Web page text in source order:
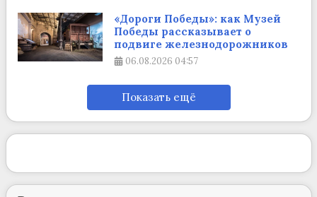
«Дороги Победы»: как Музей
Победы рассказывает о
подвиге железнодорожников
06.08.2026 04:57
Показать ещё